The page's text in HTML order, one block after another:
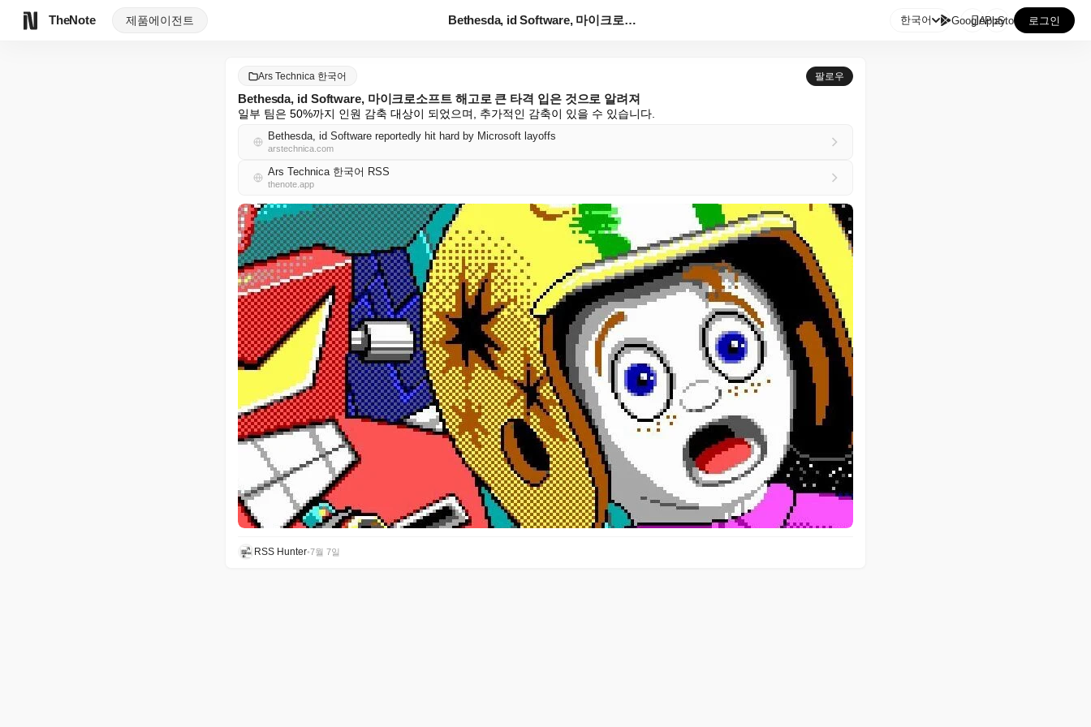
TheNote 제품에이전트 Bethesda, id Software, 마이크로소프트... 한국어 GooglePlay
AppStore 로그인
Ars Technica 한국어 팔로우
Bethesda, id Software, 마이크로소프트 해고로 큰 타격 입은 것으로 알려져
일부 팀은 50%까지 인원 감축 대상이 되었으며, 추가적인 감축이 있을 수 있습니다.
Bethesda, id Software reportedly hit hard by Microsoft layoffs
arstechnica.com
Ars Technica 한국어 RSS
thenote.app
RSS Hunter•7월 7일